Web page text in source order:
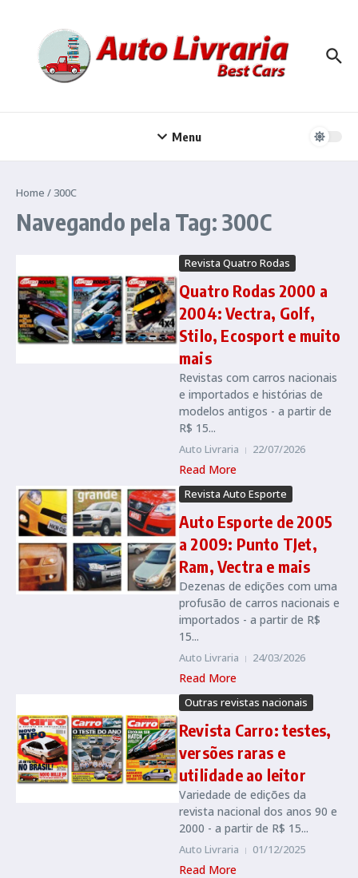
Menu
Home / 300C
Navegando pela Tag: 300C
Revista Quatro Rodas
Quatro Rodas 2000 a
2004: Vectra, Golf,
Stilo, Ecosport e muito
mais
Revistas com carros nacionais
e importados e histórias de
modelos antigos - a partir de
R$ 15...
Auto Livraria 22/07/2026
Read More
Revista Auto Esporte
Auto Esporte de 2005
a 2009: Punto TJet,
Ram, Vectra e mais
Dezenas de edições com uma
profusão de carros nacionais e
importados - a partir de R$
15...
Auto Livraria 24/03/2026
Read More
Outras revistas nacionais
Revista Carro: testes,
versões raras e
utilidade ao leitor
Variedade de edições da
revista nacional dos anos 90 e
2000 - a partir de R$ 15...
Auto Livraria 01/12/2025
Read More